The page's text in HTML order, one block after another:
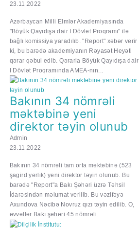
23.11.2022
Azərbaycan Milli Elmlər Akademiyasında
"Böyük Qayıdışa dair I Dövlət Proqramı" ilə
bağlı komissiya yaradılıb. "Report" xəbər verir
ki, bu barədə akademiyanın Rəyasət Heyəti
qərar qəbul edib. Qərarla Böyük Qayıdışa dair
I Dövlət Proqramında AMEA-nın...
Bakının 34 nömrəli
məktəbinə yeni
direktor təyin olunub
Admin
23.11.2022
Bakının 34 nömrəli tam orta məktəbinə (523
şagird yerlik) yeni direktor təyin olunub. Bu
barədə "Report"a Bakı Şəhəri üzrə Təhsil
İdarəsindən məlumat verilib. Bu vəzifəyə
Axundova Nəcibə Novruz qızı təyin edilib. O,
əvvəllər Bakı şəhəri 45 nömrəli...